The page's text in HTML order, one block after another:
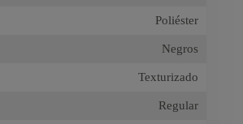
Poliéster
Negros
Texturizado
Regular